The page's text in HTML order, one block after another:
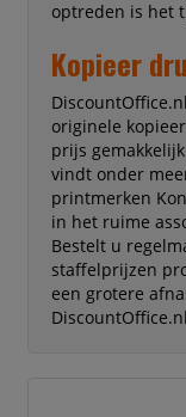
optreden is het
Kopieer
originele
prijs
vindt onder
printmerken
in het ruime
Bestelt u
staffelprijzen
een grotere